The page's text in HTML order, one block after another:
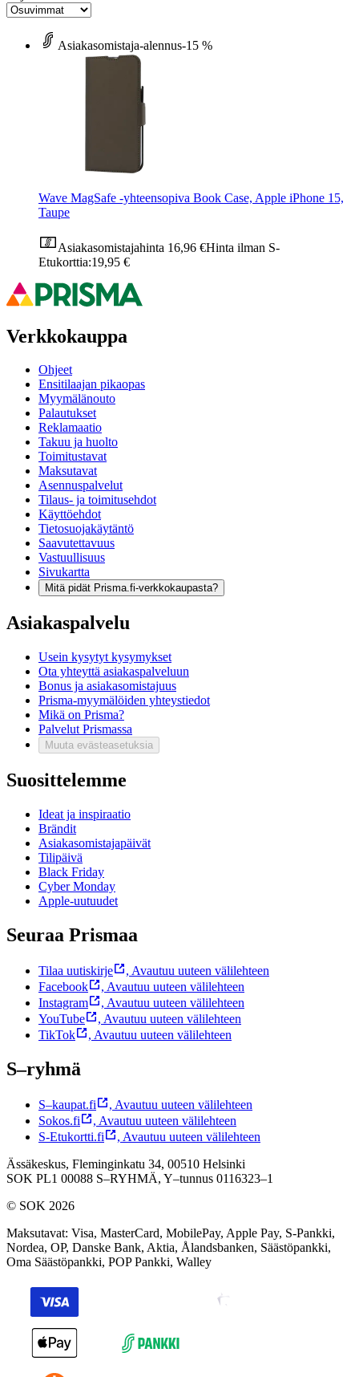
Asiakasomistaja-alennus-15 %
Wave MagSafe -yhteensopiva Book Case, Apple iPhone 15,
Taupe
Asiakasomistajahinta 16,96 €Hinta ilman S-
Etukorttia:19,95 €
Verkkokauppa
Ohjeet
Ensitilaajan pikaopas
Myymälänouto
Palautukset
Reklamaatio
Takuu ja huolto
Toimitustavat
Maksutavat
Asennuspalvelut
Tilaus- ja toimitusehdot
Käyttöehdot
Tietosuojakäytäntö
Saavutettavuus
Vastuullisuus
Sivukartta
Mitä pidät Prisma.fi-verkkokaupasta?
Asiakaspalvelu
Usein kysytyt kysymykset
Ota yhteyttä asiakaspalveluun
Bonus ja asiakasomistajuus
Prisma-myymälöiden yhteystiedot
Mikä on Prisma?
Palvelut Prismassa
Muuta evästeasetuksia
Suosittelemme
Ideat ja inspiraatio
Brändit
Asiakasomistajapäivät
Tilipäivä
Black Friday
Cyber Monday
Apple-uutuudet
Seuraa Prismaa
Tilaa uutiskirje , Avautuu uuteen välilehteen
Facebook
, Avautuu uuteen välilehteen
Instagram
, Avautuu uuteen välilehteen
YouTube
, Avautuu uuteen välilehteen
TikTok
, Avautuu uuteen välilehteen
S–ryhmä
S–kaupat.fi , Avautuu uuteen välilehteen
Sokos.fi
, Avautuu uuteen välilehteen
S-Etukortti.fi
, Avautuu uuteen välilehteen
Ässäkeskus, Fleminginkatu 34, 00510 Helsinki
SOK PL1 00088 S–RYHMÄ, Y–tunnus 0116323–1
© SOK 2026
Maksutavat: Visa, MasterCard, MobilePay, Apple Pay, S-Pankki,
Nordea, OP, Danske Bank, Aktia, Ålandsbanken, Säästöpankki,
Oma Säästöpankki, POP Pankki, Walley